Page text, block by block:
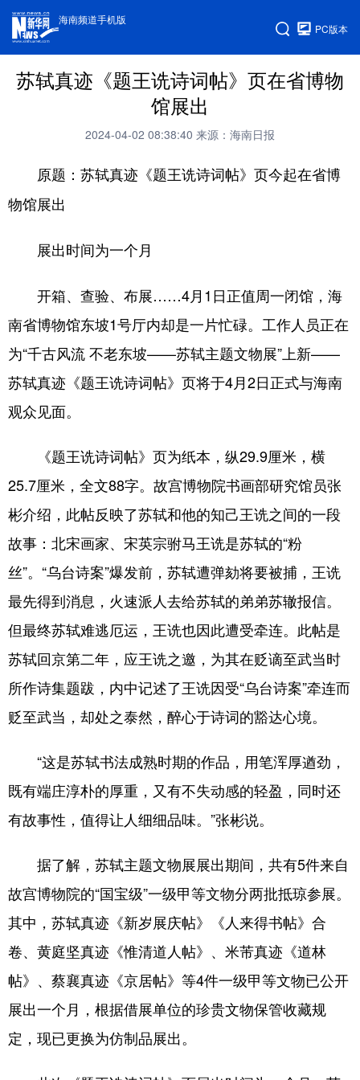
海南频道手机版
PC版本
苏轼真迹《题王诜诗词帖》页在省博物
馆展出
2024-04-02 08:38:40 来源：海南日报
原题：苏轼真迹《题王诜诗词帖》页今起在省博
物馆展出
展出时间为一个月
开箱、查验、布展……4月1日正值周一闭馆，海
南省博物馆东坡1号厅内却是一片忙碌。工作人员正在
为“千古风流 不老东坡——苏轼主题文物展”上新——
苏轼真迹《题王诜诗词帖》页将于4月2日正式与海南
观众见面。
《题王诜诗词帖》页为纸本，纵29.9厘米，横
25.7厘米，全文88字。故宫博物院书画部研究馆员张
彬介绍，此帖反映了苏轼和他的知己王诜之间的一段
故事：北宋画家、宋英宗驸马王诜是苏轼的“粉
丝”。“乌台诗案”爆发前，苏轼遭弹劾将要被捕，王诜
最先得到消息，火速派人去给苏轼的弟弟苏辙报信。
但最终苏轼难逃厄运，王诜也因此遭受牵连。此帖是
苏轼回京第二年，应王诜之邀，为其在贬谪至武当时
所作诗集题跋，内中记述了王诜因受“乌台诗案”牵连而
贬至武当，却处之泰然，醉心于诗词的豁达心境。
“这是苏轼书法成熟时期的作品，用笔浑厚遒劲，
既有端庄淳朴的厚重，又有不失动感的轻盈，同时还
有故事性，值得让人细细品味。”张彬说。
据了解，苏轼主题文物展展出期间，共有5件来自
故宫博物院的“国宝级”一级甲等文物分两批抵琼参展。
其中，苏轼真迹《新岁展庆帖》《人来得书帖》合
卷、黄庭坚真迹《惟清道人帖》、米芾真迹《道林
帖》、蔡襄真迹《京居帖》等4件一级甲等文物已公开
展出一个月，根据借展单位的珍贵文物保管收藏规
定，现已更换为仿制品展出。